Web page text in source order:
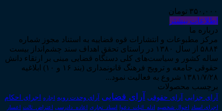
۳۵۰,۰۰۰ تومان
اطلاعات بیشتر
درباره ما
مرکز مطبوعات و انتشارات قوه قضاییه به استناد مجوز شماره
۵۸۸۴ از سال ۱۳۸۰ در راستای تحقق اهداف سند چشم‌انداز بیست
ساله کشور و سیاست‌های کلی دستگاه قضایی مبنی بر ارتقاء دانش
حقوقی جامعه و ترویج فرهنگ قانونمداری (بند ۱۶ و ۱۰) ابلاغیه
۱۳۸۱/۷/۲۸ شروع به فعالیت نمود...
برچسب محصولات
آرای جزایی آرای حقوقی آرای قضایی آرای وحدت رویه اجاره اجرای احکام
اجرای اسناد احوال شخصیه ادله_اثبات_دعوا اسناد_تجاری اعاده_دادرسی اعتراض_ثالث اعسار